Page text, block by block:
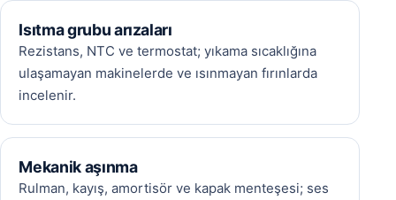
Isıtma grubu arızaları
Rezistans, NTC ve termostat; yıkama sıcaklığına
ulaşamayan makinelerde ve ısınmayan fırınlarda
incelenir.
Mekanik aşınma
Rulman, kayış, amortisör ve kapak menteşesi; ses